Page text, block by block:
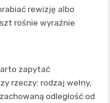
rewizję albo
rośnie wyraźnie
zapytać
rzeczy: rodzaj wełny,
odległość od